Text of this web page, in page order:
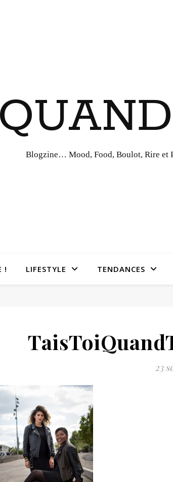
Blogzine… Mood, Food, Boulot, Rire et
! LIFESTYLE TENDANCES
23